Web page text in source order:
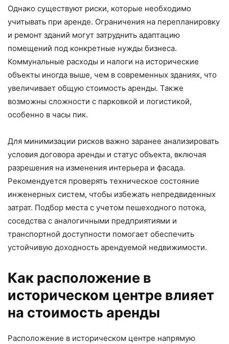
Однако существуют риски, которые необходимо
учитывать при аренде. Ограничения на перепланировку
и ремонт зданий могут затруднить адаптацию
помещений под конкретные нужды бизнеса.
Коммунальные расходы и налоги на исторические
объекты иногда выше, чем в современных зданиях, что
увеличивает общую стоимость аренды. Также
возможны сложности с парковкой и логистикой,
особенно в часы пик.
Для минимизации рисков важно заранее анализировать
условия договора аренды и статус объекта, включая
разрешения на изменения интерьера и фасада.
Рекомендуется проверять техническое состояние
инженерных систем, чтобы избежать непредвиденных
затрат. Подбор места с учетом пешеходного потока,
соседства с аналогичными предприятиями и
транспортной доступности помогает обеспечить
устойчивую доходность арендуемой недвижимости.
Как расположение в
историческом центре влияет
на стоимость аренды
Расположение в историческом центре напрямую